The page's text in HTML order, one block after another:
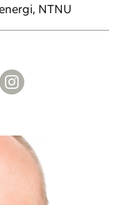
NTNU